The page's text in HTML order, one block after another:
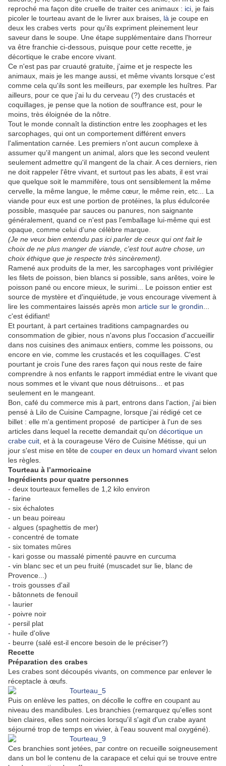
reproché ma façon dite cruelle de traiter ces animaux : ici , je fais
picoler le tourteau avant de le livrer aux braises, là je coupe en
deux les crabes verts pour qu'ils expriment pleinement leur
saveur dans le soupe. Une étape supplémentaire dans l'horreur
va être franchie ci-dessous, puisque pour cette recette, je
décortique le crabe encore vivant.
Ce n'est pas par cruauté gratuite, j'aime et je respecte les
animaux, mais je les mange aussi, et même vivants lorsque c'est
comme cela qu'ils sont les meilleurs, par exemple les huîtres. Par
ailleurs, pour ce que j'ai lu du cerveau (?) des crustacés et
coquillages, je pense que la notion de souffrance est, pour le
moins, très éloignée de la nôtre.
Tout le monde connaît la distinction entre les zoophages et les
sarcophages, qui ont un comportement différent envers
l'alimentation carnée. Les premiers n'ont aucun complexe à
assumer qu'il mangent un animal, alors que les second veulent
seulement admettre qu'il mangent de la chair. A ces derniers, rien
ne doit rappeler l'être vivant, et surtout pas les abats, il est vrai
que quelque soit le mammifère, tous ont sensiblement la même
cervelle, la même langue, le même cœur, le même rein, etc... La
viande pour eux est une portion de protéines, la plus édulcorée
possible, masquée par sauces ou panures, non saignante
généralement, quand ce n'est pas l'emballage lui-même qui est
opaque, comme celui d'une célèbre marque.
(Je ne veux bien entendu pas ici parler de ceux qui ont fait le
choix de ne plus manger de viande, c'est tout autre chose, un
choix éthique que je respecte très sincèrement).
Ramené aux produits de la mer, les sarcophages vont privilégier
les filets de poisson, bien blancs si possible, sans arêtes, voire le
poisson pané ou encore mieux, le surimi... Le poisson entier est
source de mystère et d'inquiétude, je vous encourage vivement à
lire les commentaires laissés après mon article sur le grondin
c'est édifiant!
Et pourtant, à part certaines traditions campagnardes ou
consommation de gibier, nous n'avons plus l'occasion d'accueillir
dans nos cuisines des animaux entiers, comme les poissons, ou
encore en vie, comme les crustacés et les coquillages. C'est
pourtant je crois l'une des rares façon qui nous reste de faire
comprendre à nos enfants le rapport immédiat entre le vivant que
nous sommes et le vivant que nous détruisons... et pas
seulement en le mangeant.
Bon, café du commerce mis à part, entrons dans l'action, j'ai bien
pensé à Lilo de Cuisine Campagne, lorsque j'ai rédigé cet ce
billet : elle m'a gentiment proposé de participer à l'un de ses
articles dans lequel la recette demandait qu'on décortique un
crabe cuit , et à la courageuse Véro de Cuisine Métisse, qui un
jour s'est mise en tête de couper en deux un homard vivant selon
les règles.
Tourteau à l’armoricaine
Ingrédients pour quatre personnes
- deux tourteaux femelles de 1,2 kilo environ
- farine
- six échalotes
- un beau poireau
- algues (spaghettis de mer)
- concentré de tomate
- six tomates mûres
- kari gosse ou massalé pimenté pauvre en curcuma
- vin blanc sec et un peu fruité (muscadet sur lie, blanc de
Provence...)
- trois gousses d'ail
- bâtonnets de fenouil
- laurier
- poivre noir
- persil plat
- huile d'olive
- beurre (salé est-il encore besoin de le préciser?)
Recette
Préparation des crabes
Les crabes sont découpés vivants, on commence par enlever le
réceptacle à œufs.
Puis on enlève les pattes, on décolle le coffre en coupant au
niveau des mandibules. Les branchies (remarquez qu'elles sont
bien claires, elles sont noircies lorsqu'il s'agit d'un crabe ayant
séjourné trop de temps en vivier, à l’eau souvent mal oxygéné).
Ces branchies sont jetées, par contre on recueille soigneusement
dans un bol le contenu de la carapace et celui qui se trouve entre